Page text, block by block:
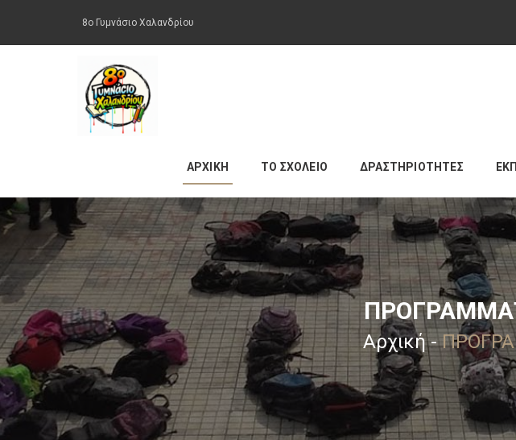
8ο Γυμνάσιο Χαλανδρίου
ΑΡΧΙΚΗ ΤΟ ΣΧΟΛΕΙΟ ΔΡΑΣΤΗΡΙΟΤΗΤΕΣ
Αρχική-